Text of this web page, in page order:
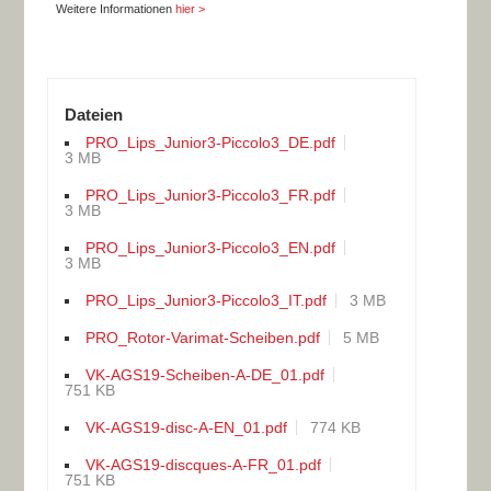
Weitere Informationenhier >
Dateien
PRO_Lips_Junior3-Piccolo3_DE.pdf
3 MB
PRO_Lips_Junior3-Piccolo3_FR.pdf
3 MB
PRO_Lips_Junior3-Piccolo3_EN.pdf
3 MB
PRO_Lips_Junior3-Piccolo3_IT.pdf 3 MB
PRO_Rotor-Varimat-Scheiben.pdf 5 MB
VK-AGS19-Scheiben-A-DE_01.pdf
751 KB
VK-AGS19-disc-A-EN_01.pdf 774 KB
VK-AGS19-discques-A-FR_01.pdf
751 KB